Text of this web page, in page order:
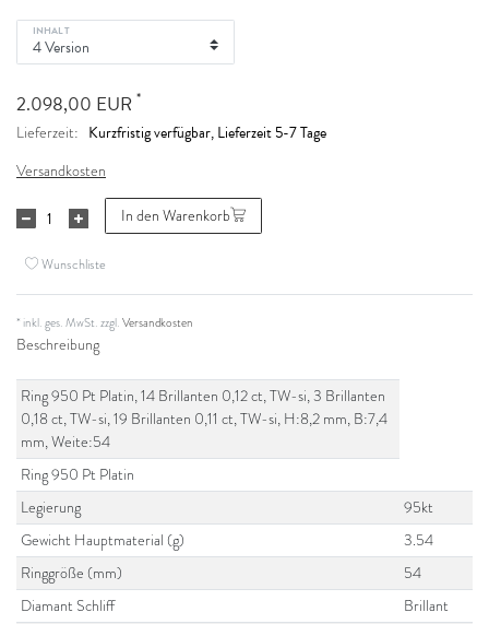
INHALT
2.098,00 EUR *
Lieferzeit: Kurzfristig verfügbar, Lieferzeit 5-7 Tage
Versandkosten
In den Warenkorb
Wunschliste
* inkl. ges. MwSt. zzgl.Versandkosten
Beschreibung
Ring 950 Pt Platin, 14 Brillanten 0,12 ct, TW-si, 3 Brillanten
0,18 ct, TW-si, 19 Brillanten 0,11 ct, TW-si, H:8,2 mm, B:7,4
mm, Weite:54
Ring 950 Pt Platin
Legierung
95kt
Gewicht Hauptmaterial (g)
3.54
Ringgröße (mm)
54
Diamant Schliff
Brillant